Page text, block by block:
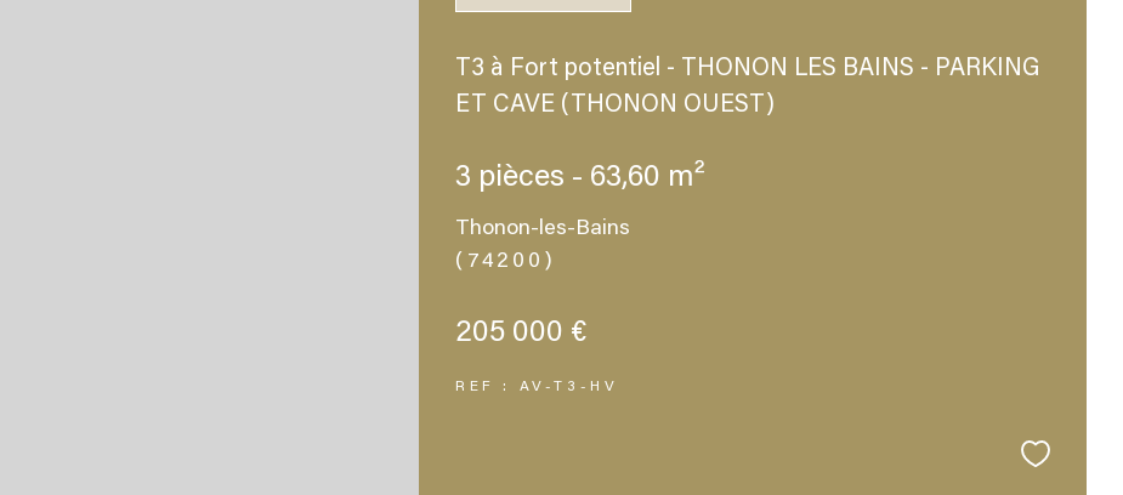
T3 à Fort potentiel - THONON LES BAINS - PARKING
ET CAVE (THONON OUEST)
3 pièces - 63,60 m²
Thonon-les-Bains
(74200)
205 000 €
REF : AV-T3-HV